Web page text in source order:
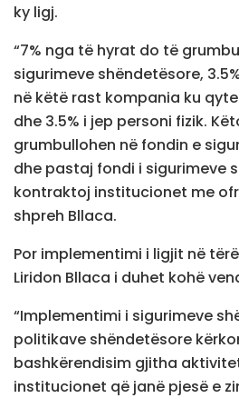
ky ligj.
“7% nga të hyrat do të
sigurimeve shëndetësore,
në këtë rast kompania ku
dhe 3.5% i jep personi fizik.
grumbullohen në fondin e
dhe pastaj fondi i sigurimeve
kontraktoj institucionet me
shpreh Bllaca.
Por implementimi i ligjit në
Liridon Bllaca i duhet kohë
“Implementimi i sigurimeve
politikave shëndetësore
bashkërendisim gjitha
institucionet që janë pjesë e